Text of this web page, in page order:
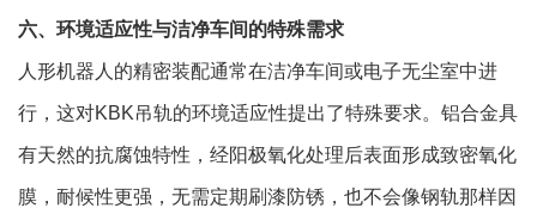
六、环境适应性与洁净车间的特殊需求
人形机器人的精密装配通常在洁净车间或电子无尘室中进
行，这对KBK吊轨的环境适应性提出了特殊要求。铝合金具
有天然的抗腐蚀特性，经阳极氧化处理后表面形成致密氧化
膜，耐候性更强，无需定期刷漆防锈，也不会像钢轨那样因